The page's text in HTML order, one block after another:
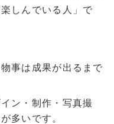
しんでいる人」で
事は成果が出るまで
ン・制作・写真撮
多いです。